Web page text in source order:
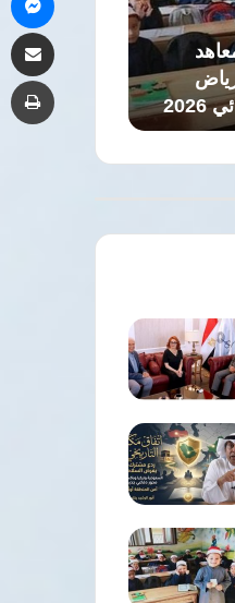
بالمدن
الجديدة
204
طلبات
شركات
شركات